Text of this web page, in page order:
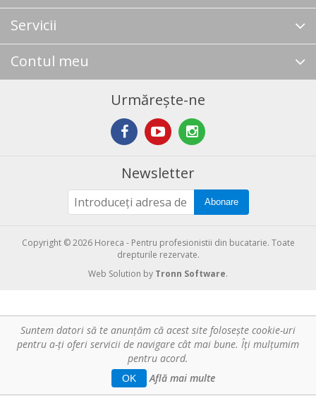
Servicii
Contul meu
Urmărește-ne
Newsletter
Abonare
Copyright © 2026 Horeca - Pentru profesionistii din bucatarie. Toate
drepturile rezervate.
Web Solution by Tronn Software.
Suntem datori să te anunţăm că acest site foloseşte cookie-uri
pentru a-ți oferi servicii de navigare cât mai bune. Îţi mulțumim
pentru acord.
OK Află mai multe